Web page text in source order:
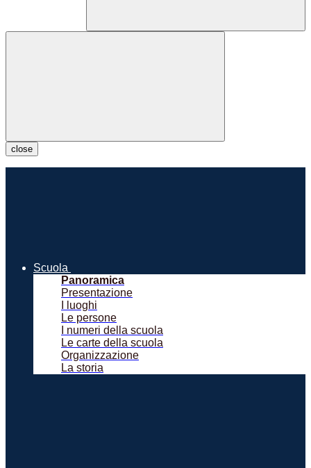
close
Scuola
Panoramica
Presentazione
I luoghi
Le persone
I numeri della scuola
Le carte della scuola
Organizzazione
La storia